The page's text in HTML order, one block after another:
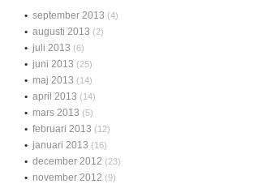
september 2013 (4)
augusti 2013 (2)
juli 2013 (6)
juni 2013 (25)
maj 2013 (14)
april 2013 (14)
mars 2013 (5)
februari 2013 (12)
januari 2013 (16)
december 2012 (23)
november 2012 (9)